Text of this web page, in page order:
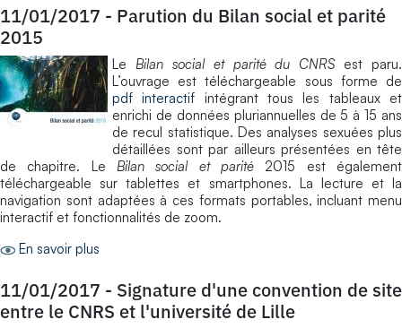
11/01/2017 - Parution du Bilan social et parité
2015
Le Bilan social et parité du CNRSest paru.
L’ouvrage est téléchargeable sous forme de
pdf interactif intégrant tous les tableaux et
enrichi de données pluriannuelles de 5 à 15 ans
de recul statistique. Des analyses sexuées plus
détaillées sont par ailleurs présentées en tête
de chapitre. Le Bilan social et parité 2015 est également
téléchargeable sur tablettes et smartphones. La lecture et la
navigation sont adaptées à ces formats portables, incluant menu
interactif et fonctionnalités de zoom.
En savoir plus
11/01/2017 - Signature d'une convention de site
entre le CNRS et l'université de Lille